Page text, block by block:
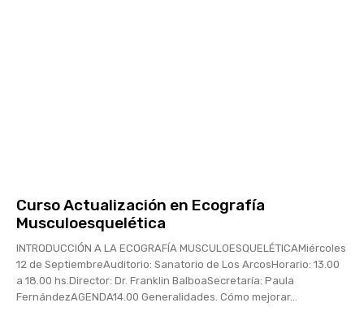
Curso Actualización en Ecografía
Musculoesquelética
INTRODUCCIÓN A LA ECOGRAFÍA MUSCULOESQUELÉTICAMiércoles
12 de SeptiembreAuditorio: Sanatorio de Los ArcosHorario: 13.00
a 18.00 hs.Director: Dr. Franklin BalboaSecretaría: Paula
FernándezAGENDA14.00 Generalidades. Cómo mejorar...